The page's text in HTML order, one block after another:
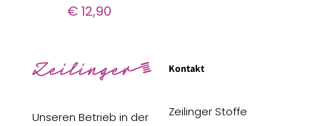
€12,90
Unseren Betrieb in der
Kontakt
Zeilinger Stoffe